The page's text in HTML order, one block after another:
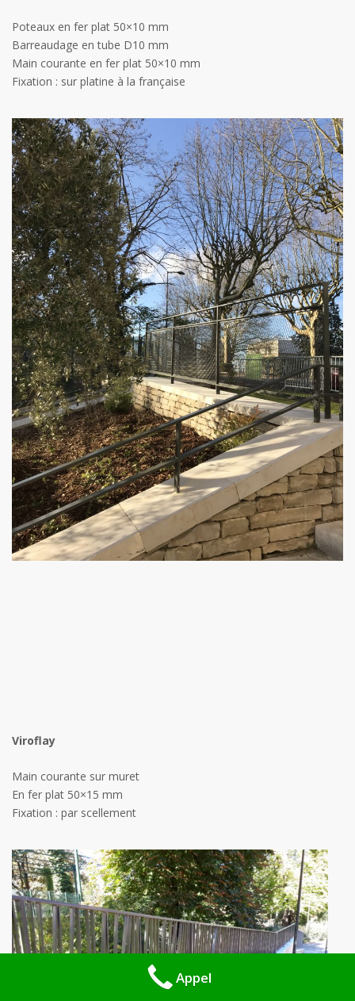
Poteaux en fer plat 50×10 mm
Barreaudage en tube D10 mm
Main courante en fer plat 50×10 mm
Fixation : sur platine à la française
Viroflay
Main courante sur muret
En fer plat 50×15 mm
Fixation : par scellement
Appel